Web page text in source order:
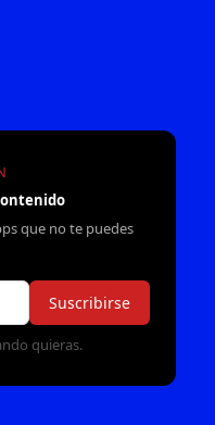
que no te puedes
Suscribirse
quieras.